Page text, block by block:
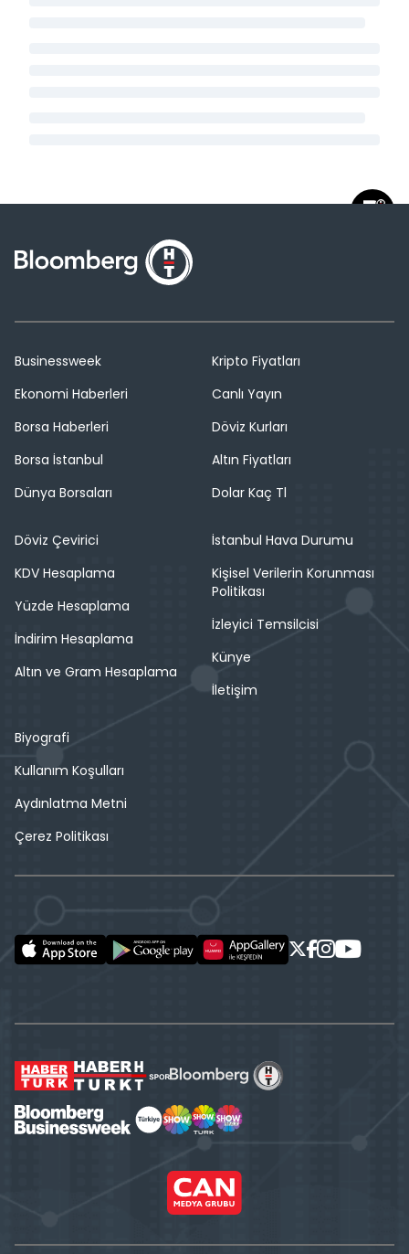
Businessweek
Ekonomi Haberleri
Borsa Haberleri
Borsa İstanbul
Dünya Borsaları
Kripto Fiyatları
Canlı Yayın
Döviz Kurları
Altın Fiyatları
Dolar Kaç Tl
Döviz Çevirici
KDV Hesaplama
Yüzde Hesaplama
İndirim Hesaplama
Altın ve Gram Hesaplama
İstanbul Hava Durumu
Kişisel Verilerin Korunması
Politikası
İzleyici Temsilcisi
Künye
İletişim
Biyografi
Kullanım Koşulları
Aydınlatma Metni
Çerez Politikası